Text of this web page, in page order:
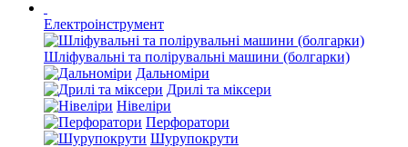
Електроінструмент
Шліфувальні та полірувальні машини (болгарки)
Дальноміри
Дрилі та міксери
Нівеліри
Перфоратори
Шурупокрути